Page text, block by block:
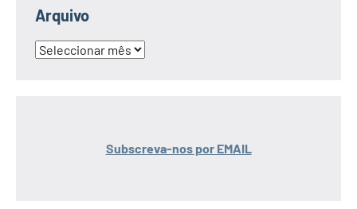
Arquivo
Arquivo
Subscreva-nos por EMAIL